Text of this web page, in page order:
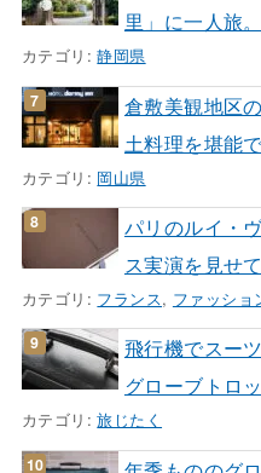
里」に一人旅
カテゴリ:静岡県
倉敷美観地区
土料理を堪能
カテゴリ: 岡山県
パリのルイ・
ス実演を見せ
カテゴリ: フランス, ファッショ
飛行機でスー
グローブトロ
カテゴリ:旅じたく